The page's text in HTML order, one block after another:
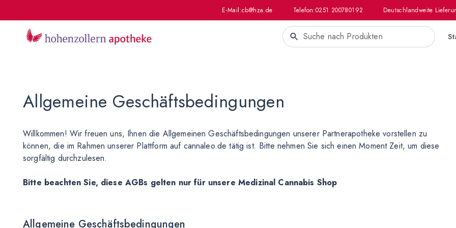
E-Mail:cb@hza.de Telefon:0251 200780192 Deutschlandweite
Allgemeine Geschäftsbedingungen
Willkommen! Wir freuen uns, Ihnen die Allgemeinen Geschäftsbedingungen unserer Partnerapotheke vorstellen zu
können, die im Rahmen unserer Plattform auf cannaleo.de tätig ist. Bitte nehmen Sie sich einen Moment Zeit, um diese
sorgfältig durchzulesen.
Bitte beachten Sie, diese AGBs gelten nur für unsere Medizinal Cannabis Shop
Allgemeine Geschäftsbedingungen